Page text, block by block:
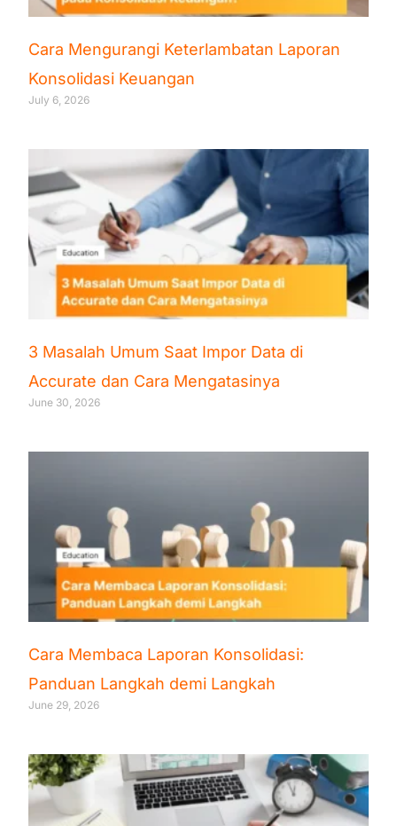
Cara Mengurangi Keterlambatan Laporan
Konsolidasi Keuangan
July 6, 2026
3 Masalah Umum Saat Impor Data di
Accurate dan Cara Mengatasinya
June 30, 2026
Cara Membaca Laporan Konsolidasi:
Panduan Langkah demi Langkah
June 29, 2026